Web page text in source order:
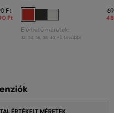
Ft
Ft
Elérhető méretek:
32 34 36 38 40 +1 további